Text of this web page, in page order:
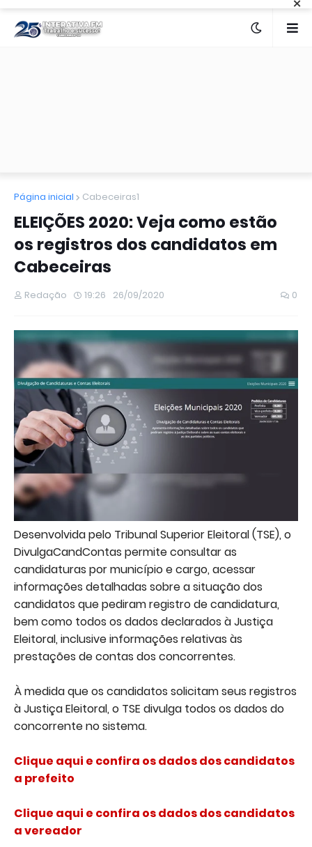
Página inicial Cabeceiras1
ELEIÇÕES 2020: Veja como estão
os registros dos candidatos em
Cabeceiras
Redação 19:26 26/09/2020 0
Desenvolvida pelo Tribunal Superior Eleitoral (TSE), o
DivulgaCandContas permite consultar as
candidaturas por município e cargo, acessar
informações detalhadas sobre a situação dos
candidatos que pediram registro de candidatura,
bem como todos os dados declarados à Justiça
Eleitoral, inclusive informações relativas às
prestações de contas dos concorrentes.
À medida que os candidatos solicitam seus registros
à Justiça Eleitoral, o TSE divulga todos os dados do
concorrente no sistema.
Clique aqui e confira os dados dos candidatos
a prefeito
Clique aqui e confira os dados dos candidatos
a vereador